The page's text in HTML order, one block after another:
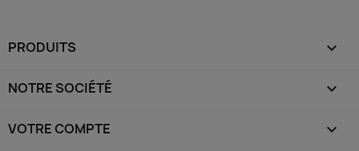
PRODUITS 
NOTRE SOCIÉTÉ 
VOTRE COMPTE 